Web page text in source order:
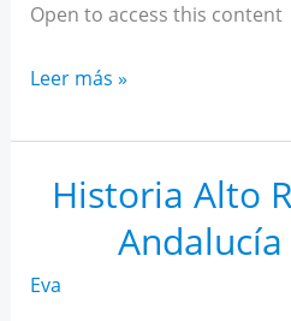
Open to access this content
Historia
Rendimiento
Andalucía
noviembre
Leer más »
Historia Alto
Eva